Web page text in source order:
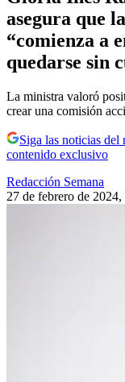
asegura que
“comienza a
quedarse sin
La ministra valoró
crear una comisión
Siga las noticias del
contenido exclusivo
Redacción Semana
27 de febrero de